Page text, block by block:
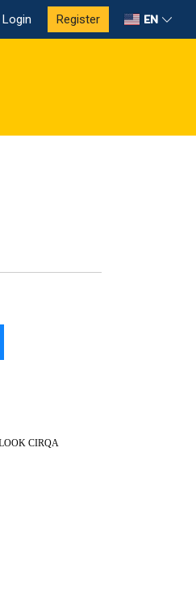
Login Register EN
CIRQA